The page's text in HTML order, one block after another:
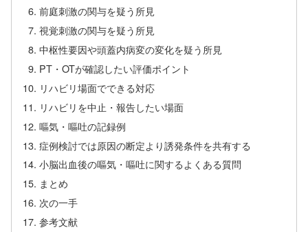
前庭刺激の関与を疑う所見
視覚刺激の関与を疑う所見
中枢性要因や頭蓋内病変の変化を疑う所見
PT・OTが確認したい評価ポイント
リハビリ場面でできる対応
リハビリを中止・報告したい場面
嘔気・嘔吐の記録例
症例検討では原因の断定より誘発条件を共有する
小脳出血後の嘔気・嘔吐に関するよくある質問
まとめ
次の一手
参考文献